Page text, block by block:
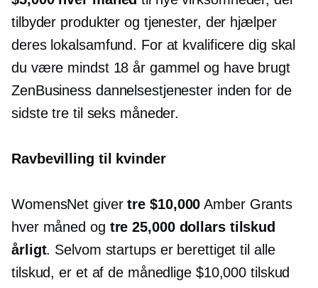
tilbyder produkter og tjenester, der hjælper
deres lokalsamfund. For at kvalificere dig skal
du være mindst 18 år gammel og have brugt
ZenBusiness dannelsestjenester inden for de
sidste tre til seks måneder.
Ravbevilling til kvinder
WomensNet givertre $10,000 Amber Grants
hver måned og tre 25,000 dollars tilskud
årligt. Selvom startups er berettiget til alle
tilskud, er et af de månedlige $10,000 tilskud